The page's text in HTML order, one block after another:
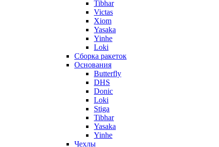
Tibhar
Victas
Xiom
Yasaka
Yinhe
Loki
Сборка ракеток
Основания
Butterfly
DHS
Donic
Loki
Stiga
Tibhar
Yasaka
Yinhe
Чехлы